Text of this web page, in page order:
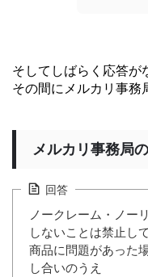
そしてしばらく応答が
その間にメルカリ事務
メルカリ事務局
回答
ノークレーム・ノー
しないことは禁止し
商品に問題があった
し合いのうえ